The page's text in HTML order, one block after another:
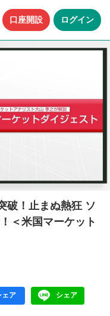
口座開設 ログイン
破！止まぬ熱狂 ソ
＜米国マーケット
ェア LINE
シェア